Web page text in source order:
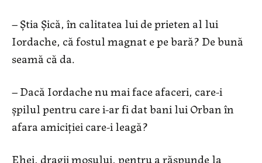
– Știa Șică, în calitatea lui de prieten al lui
Iordache, că fostul magnat e pe bară? De bună
seamă că da.
– Dacă Iordache nu mai face afaceri, care-i
șpilul pentru care i-ar fi dat bani lui Orban în
afara amiciției care-i leagă?
Ehei, dragii moșului, pentru a răspunde la